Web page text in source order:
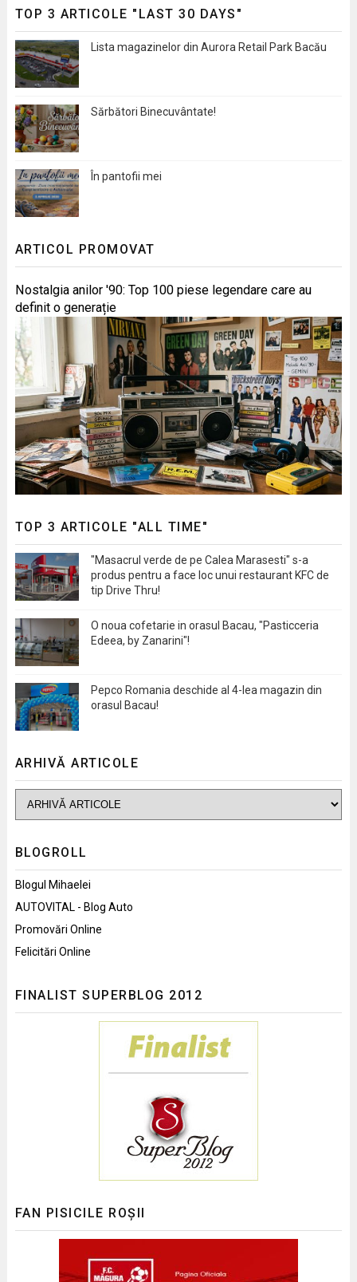
TOP 3 ARTICOLE "LAST 30 DAYS"
Lista magazinelor din Aurora Retail Park Bacău
Sărbători Binecuvântate!
În pantofii mei
ARTICOL PROMOVAT
Nostalgia anilor '90: Top 100 piese legendare care au
definit o generație
TOP 3 ARTICOLE "ALL TIME"
"Masacrul verde de pe Calea Marasesti" s-a
produs pentru a face loc unui restaurant KFC de
tip Drive Thru!
O noua cofetarie in orasul Bacau, "Pasticceria
Edeea, by Zanarini"!
Pepco Romania deschide al 4-lea magazin din
orasul Bacau!
ARHIVĂ ARTICOLE
BLOGROLL
Blogul Mihaelei
AUTOVITAL - Blog Auto
Promovări Online
Felicitări Online
FINALIST SUPERBLOG 2012
FAN PISICILE ROȘII